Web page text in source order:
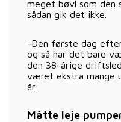
meget bøvl som den
sådan gik det ikke.
-Den første dag
og så har det bare
den 38-årige
været ekstra mange
år.
Måtte leje